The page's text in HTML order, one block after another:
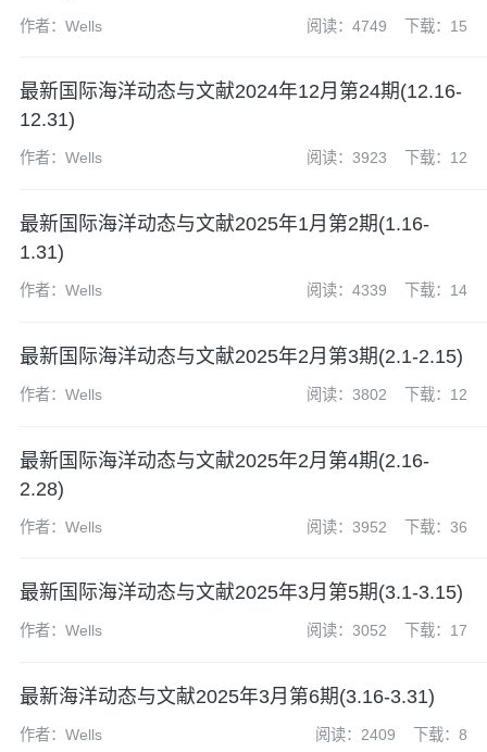
作者：Wells 阅读：4749 下载：15
最新国际海洋动态与文献2024年12月第24期(12.16-
12.31)
作者：Wells 阅读：3923 下载：12
最新国际海洋动态与文献2025年1月第2期(1.16-
1.31)
作者：Wells 阅读：4339 下载：14
最新国际海洋动态与文献2025年2月第3期(2.1-2.15)
作者：Wells 阅读：3802 下载：12
最新国际海洋动态与文献2025年2月第4期(2.16-
2.28)
作者：Wells 阅读：3952 下载：36
最新国际海洋动态与文献2025年3月第5期(3.1-3.15)
作者：Wells 阅读：3052 下载：17
最新海洋动态与文献2025年3月第6期(3.16-3.31)
作者：Wells 阅读：2409 下载：8